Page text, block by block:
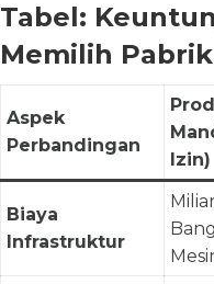
Tabel:
Memilih
Aspek
Perbandingan
Izin)
Biaya
Infrastruktur